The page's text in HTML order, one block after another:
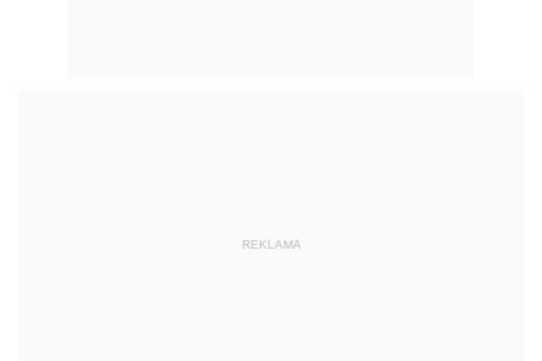
REKLAMA